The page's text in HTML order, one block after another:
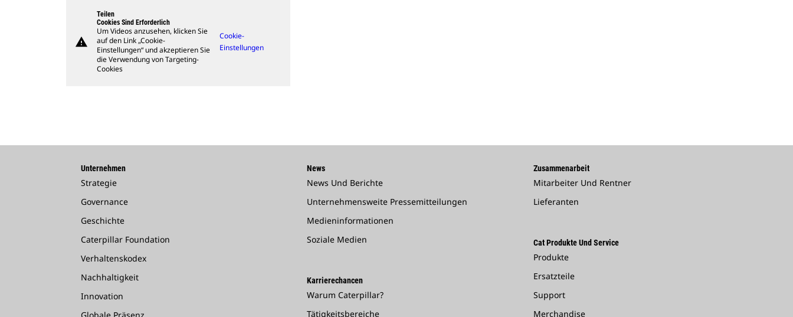
warning
Teilen
Cookies Sind Erforderlich
Um Videos anzusehen, klicken Sie
auf den Link „Cookie-
Einstellungen“ und akzeptieren Sie
die Verwendung von Targeting-
Cookies
Cookie-
Einstellungen
Unternehmen
Strategie
Governance
Geschichte
Caterpillar Foundation
Verhaltenskodex
Nachhaltigkeit
Innovation
News
News Und Berichte
Unternehmensweite Pressemitteilungen
Medieninformationen
Soziale Medien
Karrierechancen
Warum Caterpillar?
Tätigkeitsbereiche
Zusammenarbeit
Mitarbeiter Und Rentner
Lieferanten
Cat Produkte Und Service
Produkte
Ersatzteile
Support
Merchandise